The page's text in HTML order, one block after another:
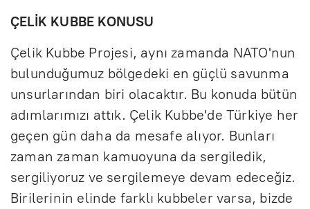
ÇELİK KUBBE KONUSU
Çelik Kubbe Projesi, aynı zamanda NATO'nun
bulunduğumuz bölgedeki en güçlü savunma
unsurlarından biri olacaktır. Bu konuda bütün
adımlarımızı attık. Çelik Kubbe'de Türkiye her
geçen gün daha da mesafe alıyor. Bunları
zaman zaman kamuoyuna da sergiledik,
sergiliyoruz ve sergilemeye devam edeceğiz.
Birilerinin elinde farklı kubbeler varsa, bizde